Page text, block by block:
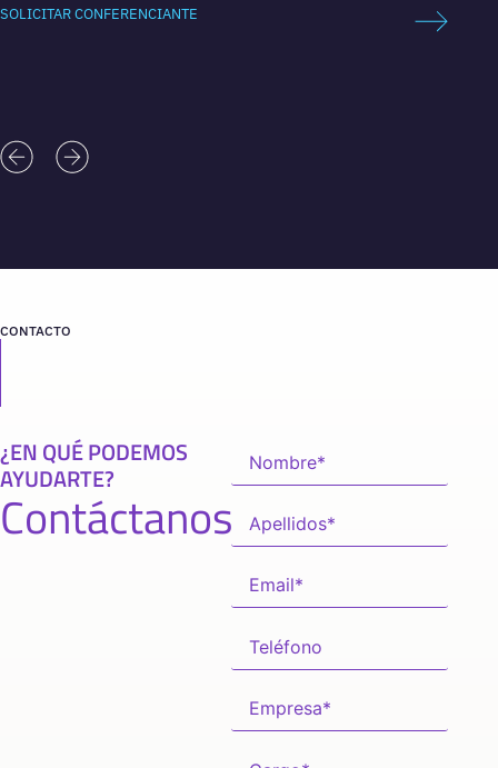
SOLICITAR CONFERENCIANTE
CONTACTO
¿EN QUÉ PODEMOS
AYUDARTE?
Contáctanos